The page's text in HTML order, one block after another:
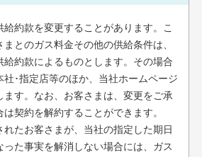
給約款を変更することがあります。こ
とのガス料金その他の供給条件は、
給約款によるものとします。その場合
社･指定店等のほか、当社ホームページ
ます。なお、お客さまは、変更をご承
契約を解約することができます。
れたお客さまが、当社の指定した期日
った事実を解消しない場合には、ガス